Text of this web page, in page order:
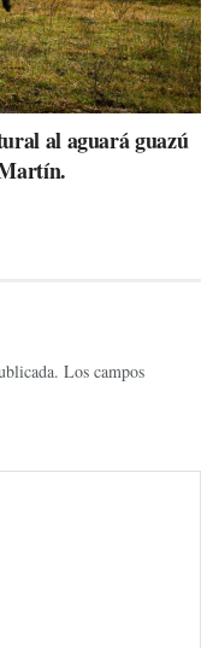
al aguará guazú
Los campos